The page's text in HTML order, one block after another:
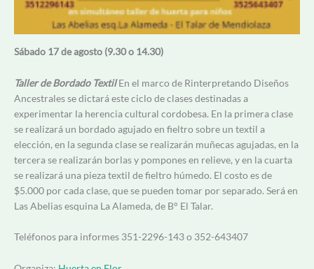
Sábado 17 de agosto (9.30 o 14.30)
Taller de Bordado Textil En el marco de Rinterpretando Diseños
Ancestrales se dictará este ciclo de clases destinadas a
experimentar la herencia cultural cordobesa. En la primera clase
se realizará un bordado agujado en fieltro sobre un textil a
elección, en la segunda clase se realizarán muñecas agujadas, en la
tercera se realizarán borlas y pompones en relieve, y en la cuarta
se realizará una pieza textil de fieltro húmedo. El costo es de
$5.000 por cada clase, que se pueden tomar por separado. Será en
Las Abelias esquina La Alameda, de B° El Talar.
Teléfonos para informes 351-2296-143 o 352-643407